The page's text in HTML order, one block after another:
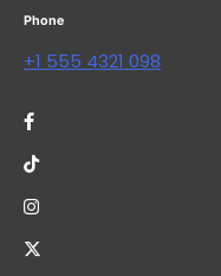
Phone
+1 555 4321 098